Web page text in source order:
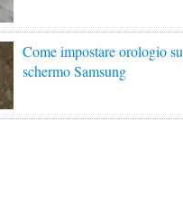
Come impostare orologio su
schermo Samsung